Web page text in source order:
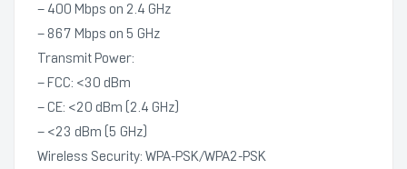
– 400 Mbps on 2.4 GHz
– 867 Mbps on 5 GHz
Transmit Power:
– FCC: <30 dBm
– CE: <20 dBm (2.4 GHz)
– <23 dBm (5 GHz)
Wireless Security: WPA-PSK/WPA2-PSK